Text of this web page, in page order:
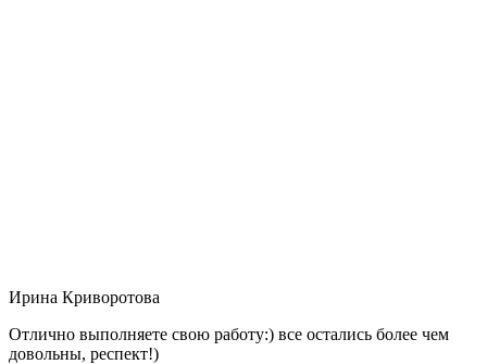
Ирина Криворотова
Отлично выполняете свою работу:) все остались более чем
довольны, респект!)